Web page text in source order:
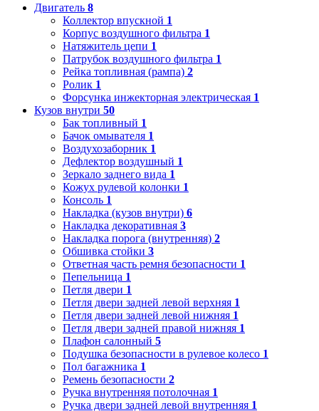
Двигатель 8
Коллектор впускной 1
Корпус воздушного фильтра 1
Натяжитель цепи 1
Патрубок воздушного фильтра 1
Рейка топливная (рампа) 2
Ролик 1
Форсунка инжекторная электрическая 1
Кузов внутри 50
Бак топливный 1
Бачок омывателя 1
Воздухозаборник 1
Дефлектор воздушный 1
Зеркало заднего вида 1
Кожух рулевой колонки 1
Консоль 1
Накладка (кузов внутри) 6
Накладка декоративная 3
Накладка порога (внутренняя) 2
Обшивка стойки 3
Ответная часть ремня безопасности 1
Пепельница 1
Петля двери 1
Петля двери задней левой верхняя 1
Петля двери задней левой нижняя 1
Петля двери задней правой нижняя 1
Плафон салонный 5
Подушка безопасности в рулевое колесо 1
Пол багажника 1
Ремень безопасности 2
Ручка внутренняя потолочная 1
Ручка двери задней левой внутренняя 1